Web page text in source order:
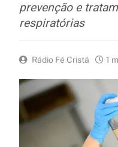
prevenção e
respiratórias
Rádio Fé Cristã 1